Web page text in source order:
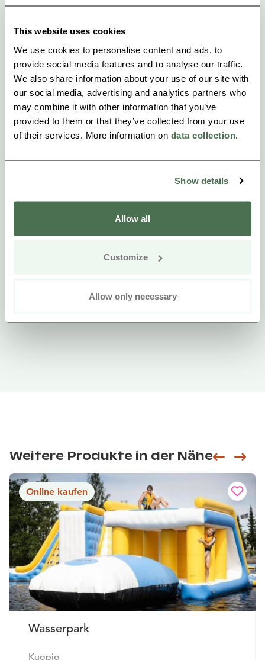
This website uses cookies
We use cookies to personalise content and ads, to
provide social media features and to analyse our traffic.
We also share information about your use of our site with
our social media, advertising and analytics partners who
may combine it with other information that you’ve
provided to them or that they’ve collected from your use
of their services. More information on data collection
Show details
Allow all
Customize
Allow only necessary
verfügbar.
Weitere Produkte in der Nähe
Online kaufen
Wasserpark
Kuopio
Siirry